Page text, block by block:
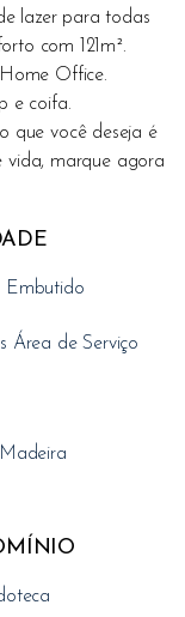
lazer para todas
com 121m².
Office.
e coifa.
que você deseja é
vida, marque agora
Embutido
Área de Serviço